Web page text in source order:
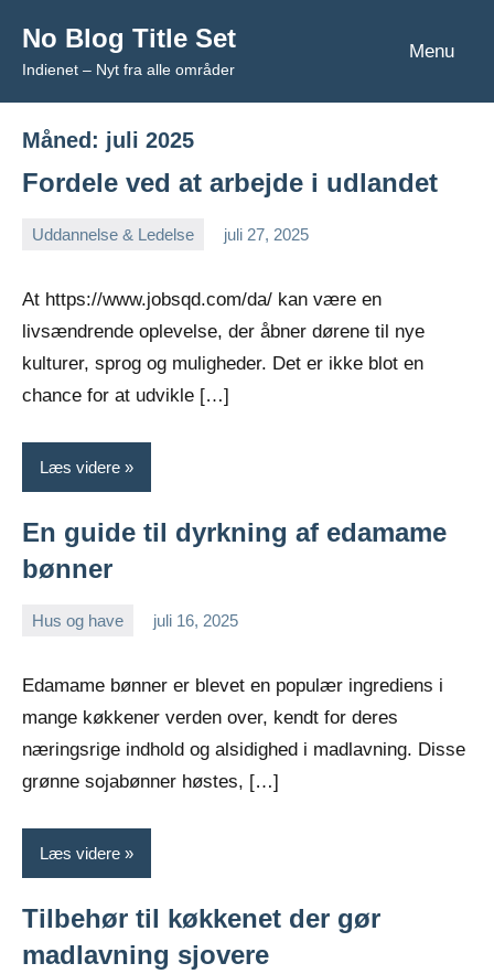
indhold
No Blog Title Set
Indienet – Nyt fra alle områder
Menu
Måned: juli 2025
Fordele ved at arbejde i udlandet
Uddannelse & Ledelse juli 27, 2025
At https://www.jobsqd.com/da/ kan være en
livsændrende oplevelse, der åbner dørene til nye
kulturer, sprog og muligheder. Det er ikke blot en
chance for at udvikle […]
Læs videre
En guide til dyrkning af edamame
bønner
Hus og have juli 16, 2025
Edamame bønner er blevet en populær ingrediens i
mange køkkener verden over, kendt for deres
næringsrige indhold og alsidighed i madlavning. Disse
grønne sojabønner høstes, […]
Læs videre
Tilbehør til køkkenet der gør
madlavning sjovere